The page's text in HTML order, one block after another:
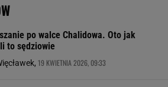
po walce Chalidowa. Oto jak
to sędziowie
19 KWIETNIA 2026, 09:33